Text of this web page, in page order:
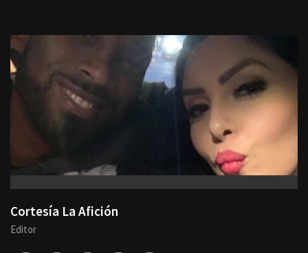
Cortesía La Afición
Editor